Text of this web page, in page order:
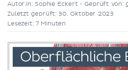
Autor:in: Sophie Eckert •Geprüft von:
Zuletzt geprüft: 30. Oktober 2023
Lesezeit: 7 Minuten